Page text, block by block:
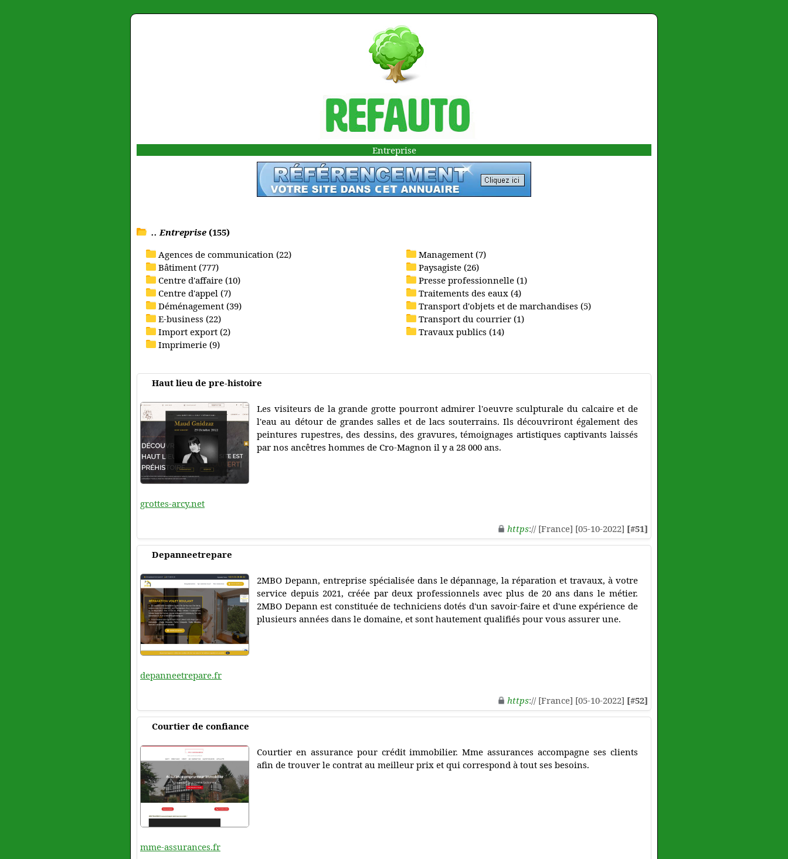
Entreprise
.. Entreprise (155)
Agences de communication (22)
Bâtiment (777)
Centre d'affaire (10)
Centre d'appel (7)
Déménagement (39)
E-business (22)
Import export (2)
Imprimerie (9)
Management (7)
Paysagiste (26)
Presse professionnelle (1)
Traitements des eaux (4)
Transport d'objets et de marchandises (5)
Transport du courrier (1)
Travaux publics (14)
Haut lieu de pre-histoire
Les visiteurs de la grande grotte pourront admirer l'oeuvre sculpturale du calcaire et de
l'eau au détour de grandes salles et de lacs souterrains. Ils découvriront également des
peintures rupestres, des dessins, des gravures, témoignages artistiques captivants laissés
par nos ancêtres hommes de Cro-Magnon il y a 28 000 ans.
grottes-arcy.net
https:// [France] [05-10-2022] [#51]
Depanneetrepare
2MBO Depann, entreprise spécialisée dans le dépannage, la réparation et travaux, à votre
service depuis 2021, créée par deux professionnels avec plus de 20 ans dans le métier.
2MBO Depann est constituée de techniciens dotés d'un savoir-faire et d'une expérience de
plusieurs années dans le domaine, et sont hautement qualifiés pour vous assurer une.
depanneetrepare.fr
https:// [France] [05-10-2022] [#52]
Courtier de confiance
Courtier en assurance pour crédit immobilier. Mme assurances accompagne ses clients
afin de trouver le contrat au meilleur prix et qui correspond à tout ses besoins.
mme-assurances.fr